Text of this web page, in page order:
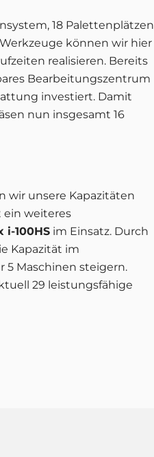
18 Palettenplätzen
können wir hier
realisieren. Bereits
Bearbeitungszentrum
investiert. Damit
nun insgesamt 16
wir unsere Kapazitäten
ein weiteres
i-100HS im Einsatz. Durch
Kapazität im
5 Maschinen steigern.
29 leistungsfähige